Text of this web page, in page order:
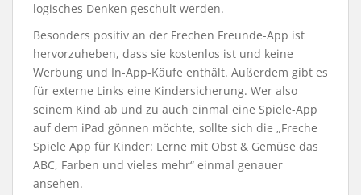
logisches Denken geschult werden.
Besonders positiv an der Frechen Freunde-App ist
hervorzuheben, dass sie kostenlos ist und keine
Werbung und In-App-Käufe enthält. Außerdem gibt es
für externe Links eine Kindersicherung. Wer also
seinem Kind ab und zu auch einmal eine Spiele-App
auf dem iPad gönnen möchte, sollte sich die „Freche
Spiele App für Kinder: Lerne mit Obst & Gemüse das
ABC, Farben und vieles mehr“ einmal genauer
ansehen.